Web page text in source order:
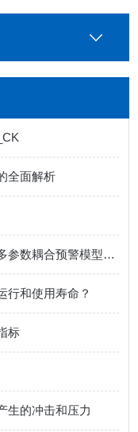
全面解析
荷效壹集团：构建储能系统热失控多参数耦合预警模型，筑牢能源安全防线
行和使用寿命？
标
生的冲击和压力